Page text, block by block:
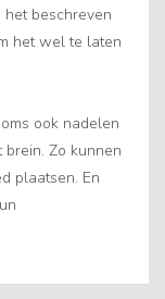
beschreven
het wel te laten
ook nadelen
Zo kunnen
plaatsen. En